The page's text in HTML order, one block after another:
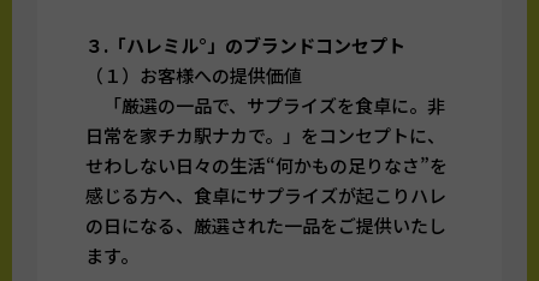
３.「ハレミル°」のブランドコンセプト
（１）お客様への提供価値
「厳選の一品で、サプライズを食卓に。非
日常を家チカ駅ナカで。」をコンセプトに、
せわしない日々の生活“何かもの足りなさ”を
感じる方へ、食卓にサプライズが起こりハレ
の日になる、厳選された一品をご提供いたし
ます。